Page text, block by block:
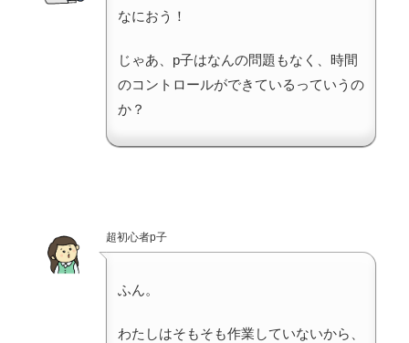
なにおう！
じゃあ、p子はなんの問題もなく、時間
のコントロールができているっていうの
か？
超初心者p子
ふん。
わたしはそもそも作業していないから、